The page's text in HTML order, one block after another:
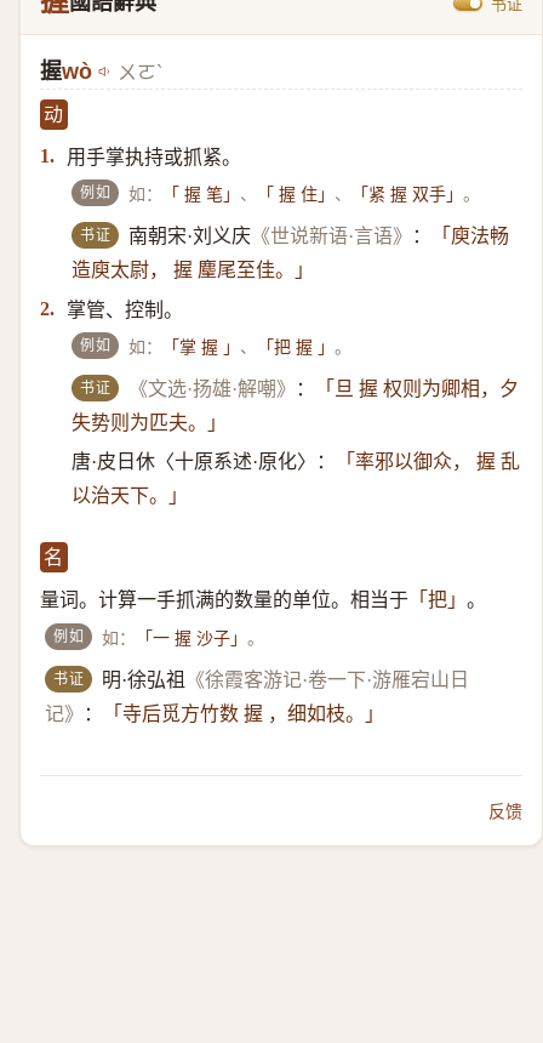
握wò ㄨㄛˋ
动
1.
用手掌执持或抓紧。
例如 如： 「 握 笔」 、 「 握 住」 、 「紧 握 双手」。
书证 南朝宋·刘义庆 《世说新语·言语》 ：
「庾法畅
造庾太尉， 握 麈尾至佳。」
2.
掌管、控制。
例如 如： 「掌 握 」 、 「把 握 」。
书证 《文选·扬雄·解嘲》 ：
「旦 握 权则为卿相，夕
失势则为匹夫。」
唐·皮日休〈十原系述·原化〉：
「率邪以御众， 握 乱
以治天下。」
名
量词。计算一手抓满的数量的单位。相当于 「把」 。
例如 如： 「一 握 沙子」。
书证 明·徐弘祖
《徐霞客游记·卷一下·游雁宕山日
记》
： 「寺后觅方竹数 握 ，细如枝。」
反馈